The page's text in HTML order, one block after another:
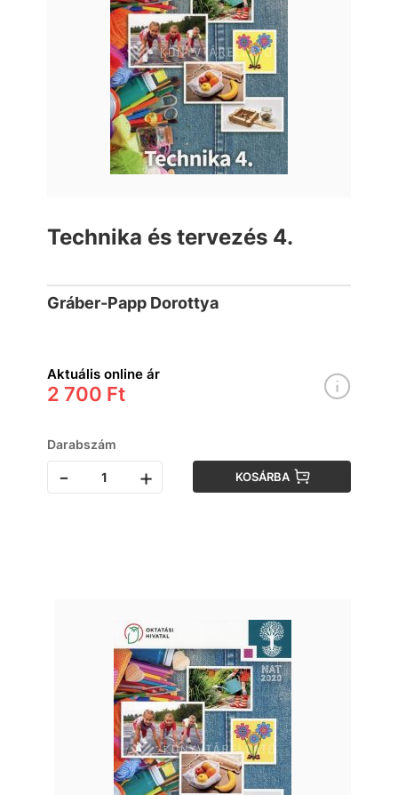
Technika és tervezés 4.
Gráber-Papp Dorottya
Aktuális online ár
2 700 Ft
Darabszám
- + KOSÁRBA